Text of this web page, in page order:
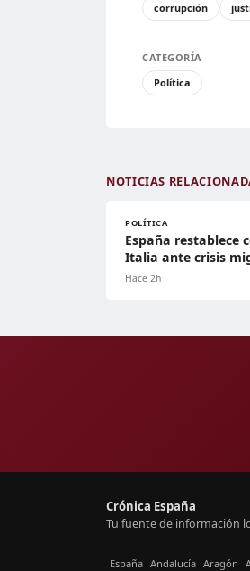
corrupción
CATEGORÍA
Política
NOTICIAS
POLÍTICA
España restablece
Italia ante crisis
Hace 2h
Crónica España
Tu fuente de información
España Andalucía Aragón